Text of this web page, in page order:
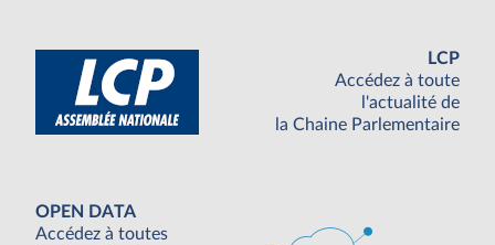
LCP
Accédez à toute
l'actualité de
la Chaine Parlementaire
OPEN DATA
Accédez à toutes